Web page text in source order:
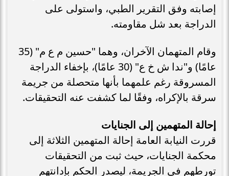
إصابته وفق التقرير الطبي، واستولى على
الدراجة بعد شل مقاومته.
وقام المتهمان الآخران، وهما "حسين م ع م" (35
عامًا) و"ندا ش خ ع" (30 عامًا)، بإخفاء الدراجة
المسروقة رغم علمهما بأنها متحصلة من جريمة
سرقة بالإكراه، وفقًا لما كشفت عنه التحقيقات.
إحالة المتهمين إلى الجنايات
قررت النيابة العامة إحالة المتهمين الثلاثة إلى
محكمة الجنايات، حيث ثبت من التحقيقات
تورطهم في الجريمة، ليصدر الحكم بإدانتهم